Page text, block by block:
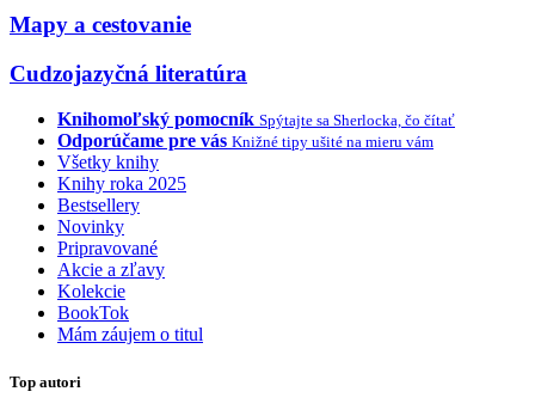
Mapy a cestovanie
Cudzojazyčná literatúra
Knihomoľský pomocník Spýtajte sa Sherlocka, čo čítať
Odporúčame pre vás Knižné tipy ušité na mieru vám
Všetky knihy
Knihy roka 2025
Bestsellery
Novinky
Pripravované
Akcie a zľavy
Kolekcie
BookTok
Mám záujem o titul
Top autori